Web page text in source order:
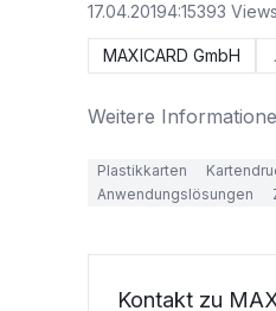
17.04.20194:15393 Views
MAXICARD GmbH
Weitere
Plastikkarten
Anwendungslösungen
Kontakt zu